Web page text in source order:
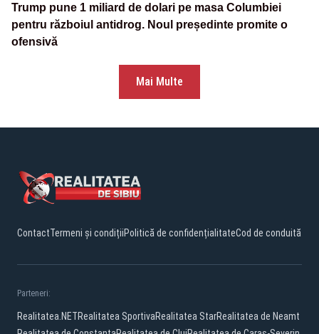
Trump pune 1 miliard de dolari pe masa Columbiei
pentru războiul antidrog. Noul președinte promite o
ofensivă
Mai Multe
ContactTermeni și condițiiPolitică de confidențialitateCod de conduită
Parteneri:
Realitatea.NETRealitatea SportivaRealitatea StarRealitatea de Neamt